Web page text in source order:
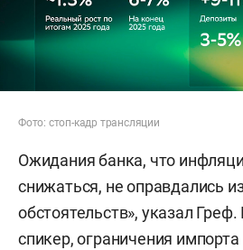
Фото: стоп-кадр трансляции
Ожидания банка, что
снижаться, не оправдались
обстоятельств», указал
спикер, ограничения